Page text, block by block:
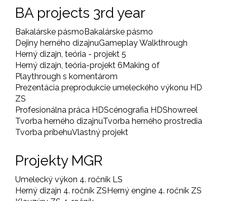
BA projects 3rd year
Bakalárske pásmoBakalárske pásmo
Dejiny herného dizajnuGameplay Walkthrough
Herný dizajn, teória - projekt 5
Herný dizajn, teória-projekt 6Making of
Playthrough s komentárom
Prezentácia preprodukcie umeleckého výkonu HD
ZS
Profesionálna práca HDScénografia HDShowreel
Tvorba herného dizajnuTvorba herného prostredia
Tvorba príbehuVlastný projekt
Projekty MGR
Umelecký výkon 4. ročník LS
Herný dizajn 4. ročník ZSHerný engine 4. ročník ZS